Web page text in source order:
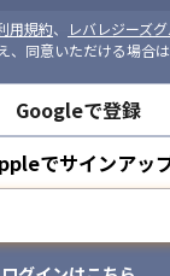
用規約、
レバレジーズ
、同意いただける場合
Googleで登録
でサインアッ